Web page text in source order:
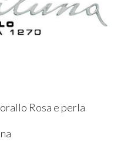
Rosa e perla